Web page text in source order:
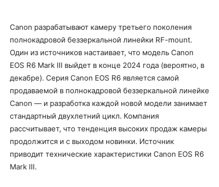
Canon разрабатывают камеру третьего поколения
полнокадровой беззеркальной линейки RF-mount.
Один из источников настаивает, что модель Canon
EOS R6 Mark III выйдет в конце 2024 года (вероятно, в
декабре). Серия Canon EOS R6 является самой
продаваемой в полнокадровой беззеркальной линейке
Canon — и разработка каждой новой модели занимает
стандартный двухлетний цикл. Компания
рассчитывает, что тенденция высоких продаж камеры
продолжится и с выходом новинки. Источник
приводит технические характеристики Canon EOS R6
Mark III.